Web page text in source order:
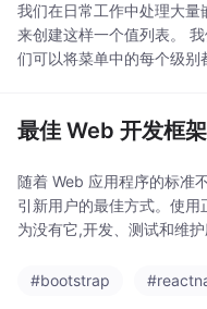
我们在日常工作中处理大
来创建这样一个值列表。
们可以将菜单中的每个级
最佳 Web 开发框架
随着 Web 应用程序的标准
引新用户的最佳方式。使
为没有它,开发、测试和维
#bootstrap